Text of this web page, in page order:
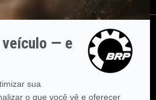
ASSINE
Receba as últimas notícias, eventos